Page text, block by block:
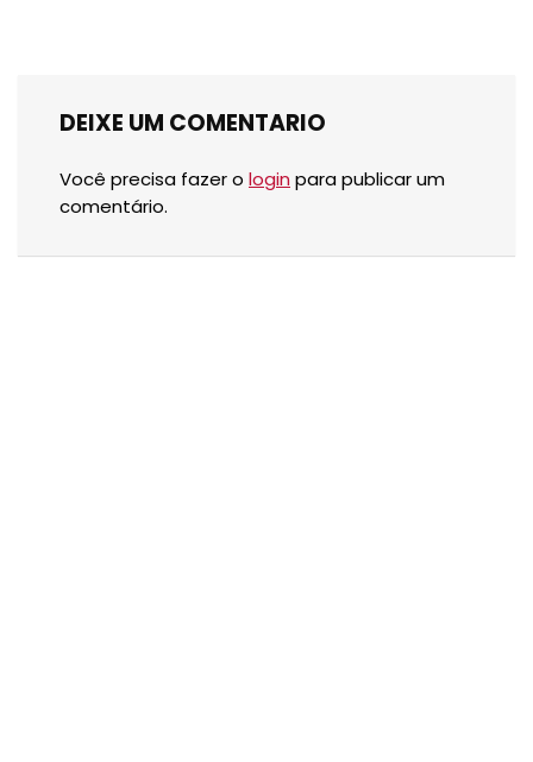
DEIXE UM COMENTARIO
Você precisa fazer o login para publicar um
comentário.